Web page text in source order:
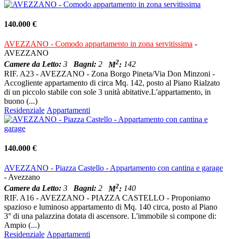
140.000 €
AVEZZANO - Comodo appartamento in zona servitissima -
AVEZZANO
Camere da Letto: 3 Bagni: 2 M2: 142
RIF. A23 - AVEZZANO - Zona Borgo Pineta/Via Don Minzoni -
Accogliente appartamento di circa Mq. 142, posto al Piano Rialzato
di un piccolo stabile con sole 3 unità abitative.L'appartamento, in
buono (...)
Residenziale Appartamenti
140.000 €
AVEZZANO - Piazza Castello - Appartamento con cantina e garage
- Avezzano
Camere da Letto: 3 Bagni: 2 M2: 140
RIF. A16 - AVEZZANO - PIAZZA CASTELLO - Proponiamo
spazioso e luminoso appartamento di Mq. 140 circa, posto al Piano
3° di una palazzina dotata di ascensore. L'immobile si compone di:
Ampio (...)
Residenziale Appartamenti